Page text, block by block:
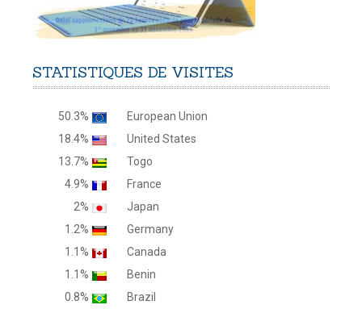
STATISTIQUES DE VISITES
50.3%
European Union
18.4%
United States
13.7%
Togo
4.9%
France
2%
Japan
1.2%
Germany
1.1%
Canada
1.1%
Benin
0.8%
Brazil